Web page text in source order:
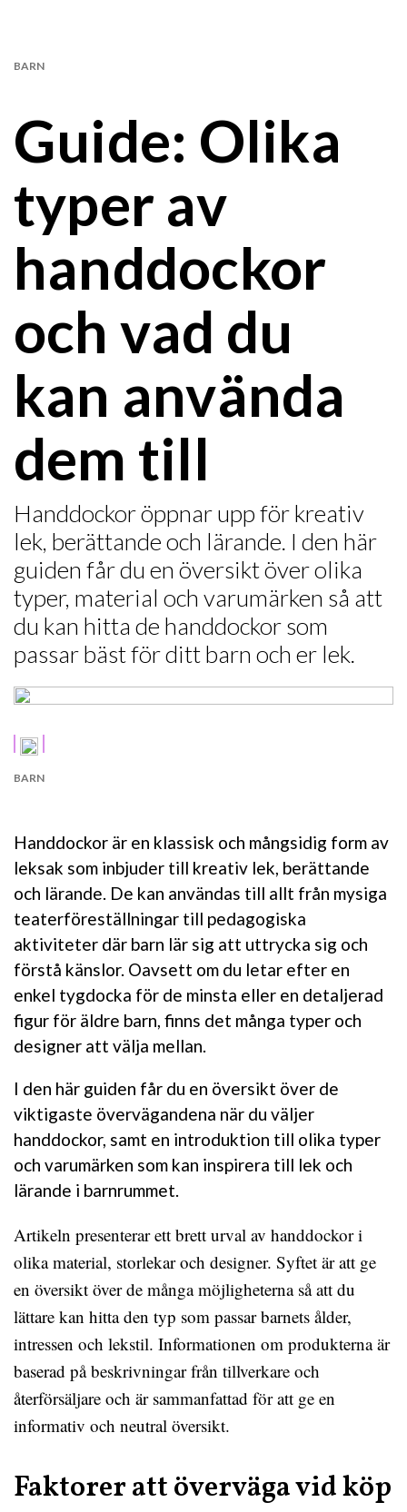
Guide: Olika
typer av
handdockor
och vad du
kan använda
dem till
BARN
Handdockor öppnar upp för kreativ
lek, berättande och lärande. I den här
guiden får du en översikt över olika
typer, material och varumärken så att
du kan hitta de handdockor som
passar bäst för ditt barn och er lek.
BARN
Handdockor är en klassisk och mångsidig form av
leksak som inbjuder till kreativ lek, berättande
och lärande. De kan användas till allt från mysiga
teaterföreställningar till pedagogiska
aktiviteter där barn lär sig att uttrycka sig och
förstå känslor. Oavsett om du letar efter en
enkel tygdocka för de minsta eller en detaljerad
figur för äldre barn, finns det många typer och
designer att välja mellan.
I den här guiden får du en översikt över de
viktigaste övervägandena när du väljer
handdockor, samt en introduktion till olika typer
och varumärken som kan inspirera till lek och
lärande i barnrummet.
Artikeln presenterar ett brett urval av handdockor i
olika material, storlekar och designer. Syftet är att ge
en översikt över de många möjligheterna så att du
lättare kan hitta den typ som passar barnets ålder,
intressen och lekstil. Informationen om produkterna är
baserad på beskrivningar från tillverkare och
återförsäljare och är sammanfattad för att ge en
informativ och neutral översikt.
Faktorer att överväga vid köp